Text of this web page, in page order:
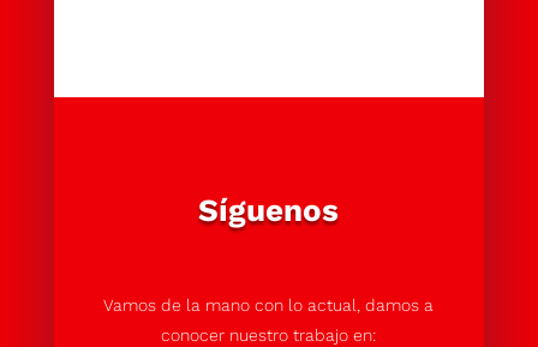
Síguenos
Vamos de la mano con lo actual, damos a
conocer nuestro trabajo en: